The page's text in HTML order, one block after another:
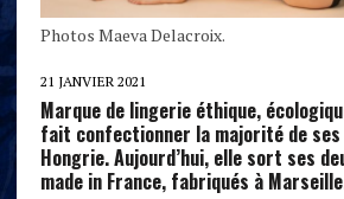
Photos Maeva Delacroix.
21 JANVIER 2021
Marque de lingerie éthique,
fait confectionner la majorité de ses
Hongrie. Aujourd’hui, elle sort ses
made in France, fabriqués à